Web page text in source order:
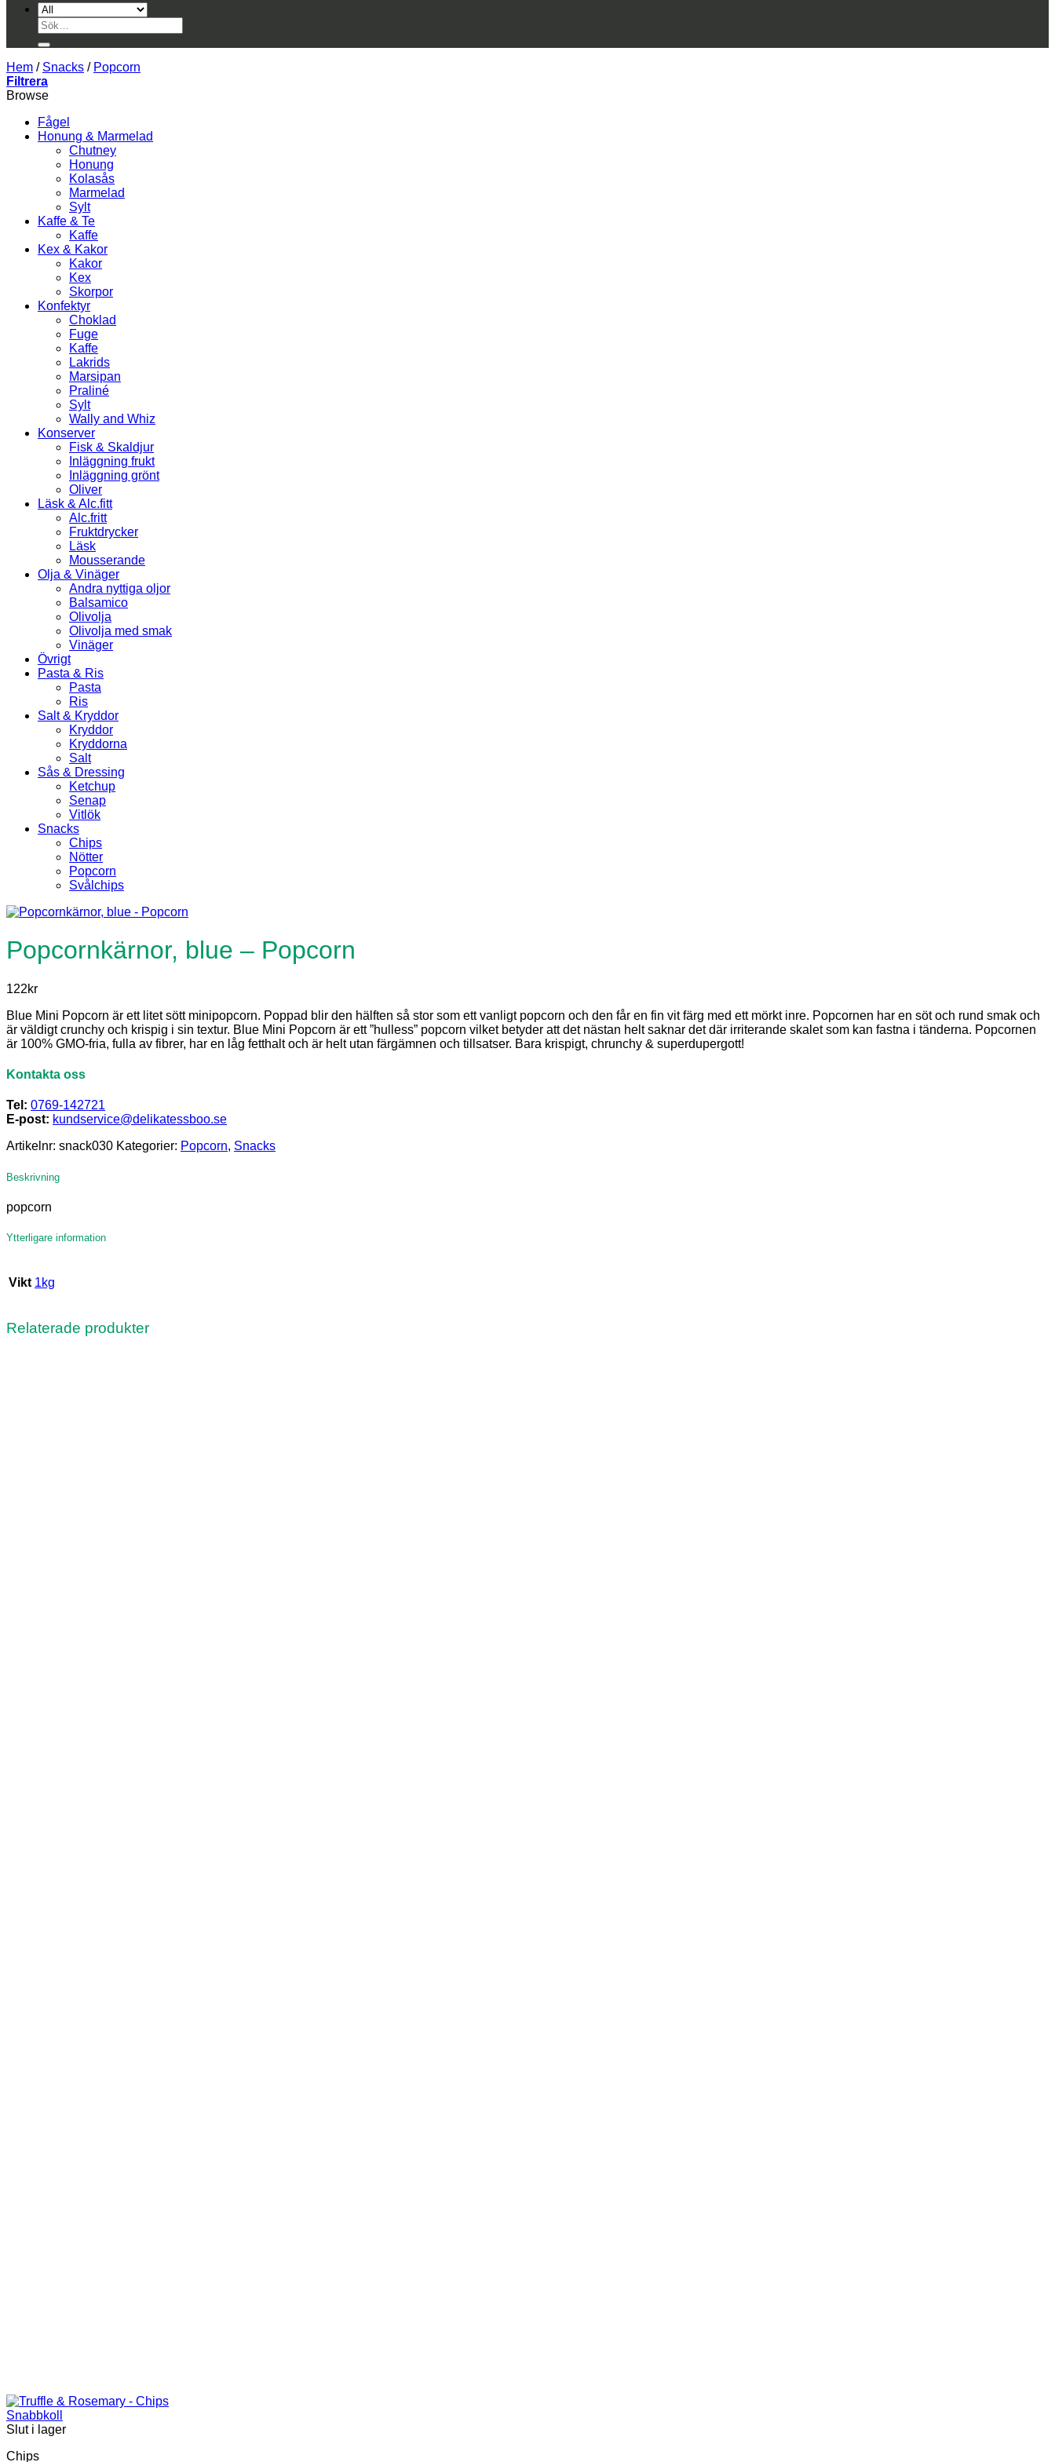
Sök
efter:
Hem / Snacks / Popcorn
Filtrera
Browse
Fågel
Honung & Marmelad
Chutney
Honung
Kolasås
Marmelad
Sylt
Kaffe & Te
Kaffe
Kex & Kakor
Kakor
Kex
Skorpor
Konfektyr
Choklad
Fuge
Kaffe
Lakrids
Marsipan
Praliné
Sylt
Wally and Whiz
Konserver
Fisk & Skaldjur
Inläggning frukt
Inläggning grönt
Oliver
Läsk & Alc.fitt
Alc.fritt
Fruktdrycker
Läsk
Mousserande
Olja & Vinäger
Andra nyttiga oljor
Balsamico
Olivolja
Olivolja med smak
Vinäger
Övrigt
Pasta & Ris
Pasta
Ris
Salt & Kryddor
Kryddor
Kryddorna
Salt
Sås & Dressing
Ketchup
Senap
Vitlök
Snacks
Chips
Nötter
Popcorn
Svålchips
Popcornkärnor, blue – Popcorn
122kr
Blue Mini Popcorn är ett litet sött minipopcorn. Poppad blir den hälften så stor som ett vanligt popcorn och den får en fin vit färg med ett mörkt inre. Popcornen har en söt och rund smak och
är väldigt crunchy och krispig i sin textur. Blue Mini Popcorn är ett ”hulless” popcorn vilket betyder att det nästan helt saknar det där irriterande skalet som kan fastna i tänderna. Popcornen
är 100% GMO-fria, fulla av fibrer, har en låg fetthalt och är helt utan färgämnen och tillsatser. Bara krispigt, chrunchy & superdupergott!
Kontakta oss
Tel: 0769-142721
E-post: kundservice@delikatessboo.se
Artikelnr: snack030 Kategorier: Popcorn, Snacks
Beskrivning
popcorn
Ytterligare information
Vikt 1kg
Relaterade produkter
Snabbkoll
Slut i lager
Chips